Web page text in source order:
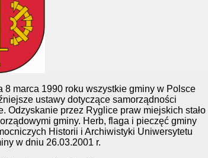
8 marca 1990 roku wszystkie gminy w Polsce
ustawy dotyczące samorządności
Odzyskanie przez Ryglice praw miejskich stało
gminy. Herb, flaga i pieczęć gminy
Historii i Archiwistyki Uniwersytetu
w dniu 26.03.2001 r.